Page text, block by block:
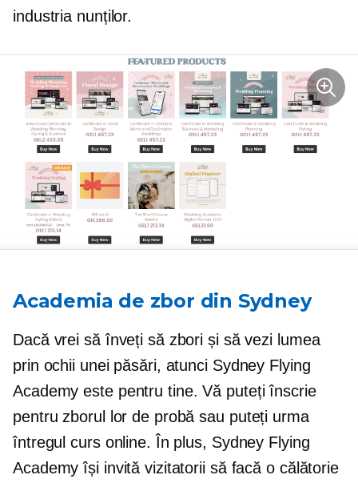
industria nunților.
Academia de zbor din Sydney
Dacă vrei să înveți să zbori și să vezi lumea
prin ochii unei păsări, atunci Sydney Flying
Academy este pentru tine. Vă puteți înscrie
pentru zborul lor de probă sau puteți urma
întregul curs online. În plus, Sydney Flying
Academy își invită vizitatorii să facă o călătorie